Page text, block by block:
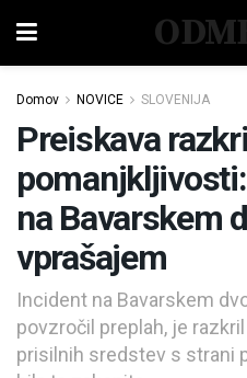
Domov NOVICE SLOVENIJA
Preiskava
na Bavarskem
vprašajem
Incident na Bavarskem
povzročil preplah, je
prisilnih sredstev s strani